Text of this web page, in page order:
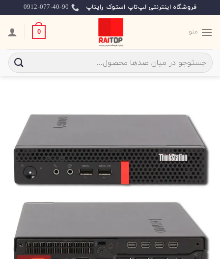
to
content
فروشگاه اینترنتی لپ‌تاپ استوک رایتاپ 0912-077-40-90
منو 0
جستجو
برای: